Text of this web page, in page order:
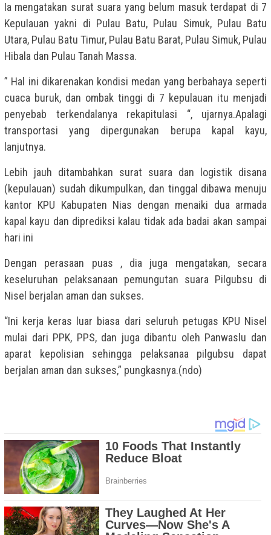
Ia mengatakan surat suara yang belum masuk terdapat di ‎7
Kepulauan yakni di Pulau Batu, Pulau Simuk, Pulau Batu
Utara, Pulau Batu Timur, Pulau Batu Barat, Pulau Simuk, Pulau
Hibala dan Pulau Tanah Massa.
” Hal ini dikarenakan kondisi medan yang berbahaya seperti
cuaca buruk, dan ombak tinggi di 7 kepulauan itu menjadi
‎penyebab terkendalanya rekapitulasi “, ujarnya.Apalagi
transportasi yang dipergunakan berupa kapal kayu,
lanjutnya.
Lebih jauh ditambahkan surat suara dan logistik disana
(kepulauan) sudah dikumpulkan, dan tinggal dibawa menuju
kantor KPU Kabupaten Nias dengan menaiki dua armada
kapal kayu dan diprediksi kalau tidak ada badai akan sampai
hari ini
Dengan perasaan puas , dia juga mengatakan, secara
keseluruhan pelaksanaan pemungutan suara Pilgubsu di
Nisel berjalan aman dan sukses.
“Ini kerja keras luar biasa dari seluruh petugas KPU Nisel
mulai dari PPK, PPS, dan juga dibantu oleh Panwaslu dan
aparat kepolisian sehingga pelaksanaa pilgubsu dapat
berjalan aman dan sukses,” pungkasnya.(ndo)